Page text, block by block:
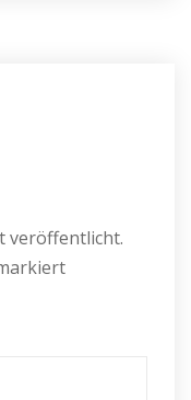
veröffentlicht.